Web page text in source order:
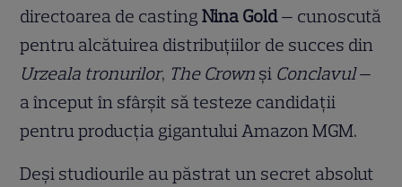
directoarea de castingNina Gold— cunoscută
pentru alcătuirea distribuțiilor de succes din
Urzeala tronurilor, The Crown și Conclavul—
a început în sfârșit să testeze candidații
pentru producția gigantului Amazon MGM.
Deși studiourile au păstrat un secret absolut